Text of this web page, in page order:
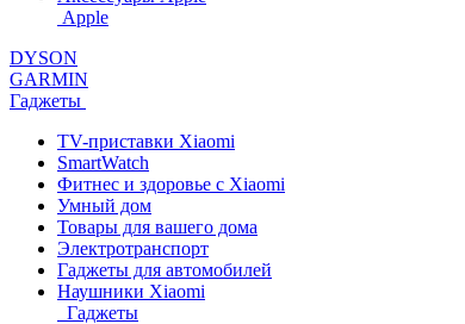
Apple
DYSON
GARMIN
Гаджеты
TV-приставки Xiaomi
SmartWatch
Фитнес и здоровье с Xiaomi
Умный дом
Товары для вашего дома
Электротранспорт
Гаджеты для автомобилей
Наушники Xiaomi
Гаджеты